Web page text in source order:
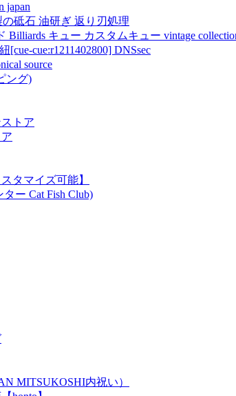
japan
砥石 油研ぎ 返り刃処理
Billiards キュー カスタムキュー vintage
cue:r1211402800] DNSsec
source
ング)
トア
タマイズ可能】
ー Cat Fish Club)
MITSUKOSHI内祝い）